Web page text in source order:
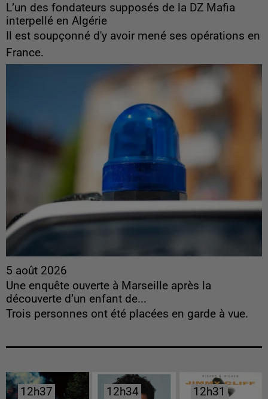
L’un des fondateurs supposés de la DZ Mafia
interpellé en Algérie
Il est soupçonné d'y avoir mené ses opérations en
France.
5 août 2026
Une enquête ouverte à Marseille après la
découverte d’un enfant de...
Trois personnes ont été placées en garde à vue.
12h37
12h37 12h34
12h34 12h31
12h31